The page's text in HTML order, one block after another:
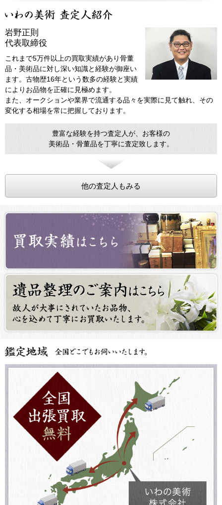
岩野正則
代表取締役
これまで5万件以上の買取実績があり骨董
品・美術品に対し深い知識と経験が御座い
ます。古物歴16年という数多の経験と実績
によりお品物を正確に見極めます。
また、オークションや業界で流通する品々を実際に見て触れ、その
変化する相場を常に把握しております。
豊富な経験を持つ査定人が、お客様の
美術品・骨董品を丁寧に査定致します。
他の査定人もみる